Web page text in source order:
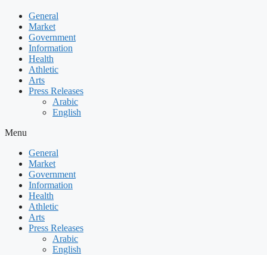
General
Market
Government
Information
Health
Athletic
Arts
Press Releases
Arabic
English
Menu
General
Market
Government
Information
Health
Athletic
Arts
Press Releases
Arabic
English